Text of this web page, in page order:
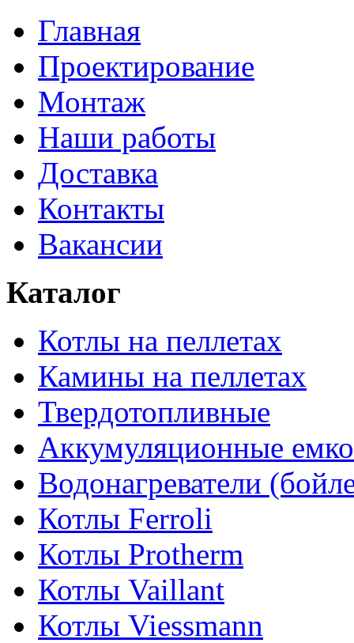
Главная
Проектирование
Монтаж
Наши работы
Доставка
Контакты
Вакансии
Каталог
Котлы на пеллетах
Камины на пеллетах
Твердотопливные
Аккумуляционные
Водонагреватели
Котлы Ferroli
Котлы Protherm
Котлы Vaillant
Котлы Viessmann